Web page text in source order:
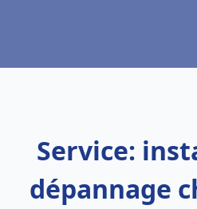
Service:
dépannage